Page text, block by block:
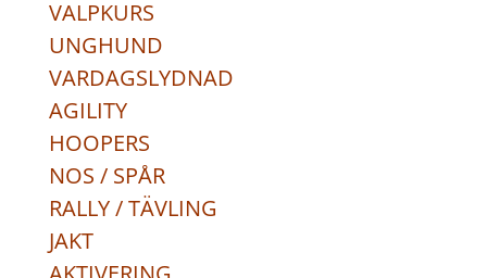
VALPKURS
UNGHUND
VARDAGSLYDNAD
AGILITY
HOOPERS
NOS / SPÅR
RALLY / TÄVLING
JAKT